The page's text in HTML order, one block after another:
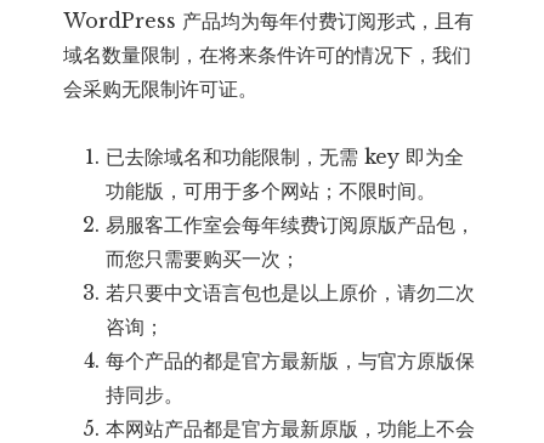
WordPress 产品均为每年付费订阅形式，且有
域名数量限制，在将来条件许可的情况下，我们
会采购无限制许可证。
已去除域名和功能限制，无需 key 即为全
功能版，可用于多个网站；不限时间。
易服客工作室会每年续费订阅原版产品包，
而您只需要购买一次；
若只要中文语言包也是以上原价，请勿二次
咨询；
每个产品的都是官方最新版，与官方原版保
持同步。
本网站产品都是官方最新原版，功能上不会